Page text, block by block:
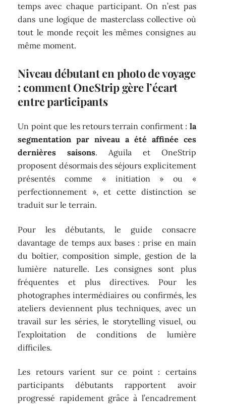
temps avec chaque participant. On n’est pas
dans une logique de masterclass collective où
tout le monde reçoit les mêmes consignes au
même moment.
Niveau débutant en photo de voyage
: comment OneStrip gère l’écart
entre participants
Un point que les retours terrain confirment : la
segmentation par niveau a été affinée ces
dernières saisons. Aguila et OneStrip
proposent désormais des séjours explicitement
présentés comme « initiation » ou «
perfectionnement », et cette distinction se
traduit sur le terrain.
Pour les débutants, le guide consacre
davantage de temps aux bases : prise en main
du boîtier, composition simple, gestion de la
lumière naturelle. Les consignes sont plus
fréquentes et plus directives. Pour les
photographes intermédiaires ou confirmés, les
ateliers deviennent plus techniques, avec un
travail sur les séries, le storytelling visuel, ou
l’exploitation de conditions de lumière
difficiles.
Les retours varient sur ce point : certains
participants débutants rapportent avoir
progressé rapidement grâce à l’encadrement